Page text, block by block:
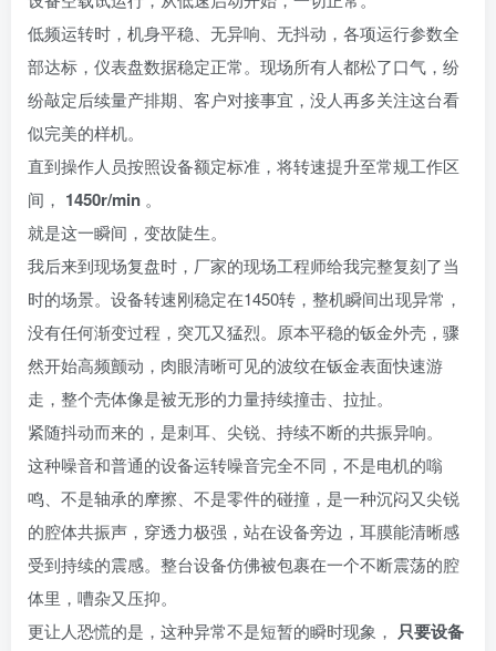
低频运转时，机身平稳、无异响、无抖动，各项运行参数全
部达标，仪表盘数据稳定正常。现场所有人都松了口气，纷
纷敲定后续量产排期、客户对接事宜，没人再多关注这台看
似完美的样机。
直到操作人员按照设备额定标准，将转速提升至常规工作区
间， 1450r/min 。
就是这一瞬间，变故陡生。
我后来到现场复盘时，厂家的现场工程师给我完整复刻了当
时的场景。设备转速刚稳定在1450转，整机瞬间出现异常，
没有任何渐变过程，突兀又猛烈。原本平稳的钣金外壳，骤
然开始高频颤动，肉眼清晰可见的波纹在钣金表面快速游
走，整个壳体像是被无形的力量持续撞击、拉扯。
紧随抖动而来的，是刺耳、尖锐、持续不断的共振异响。
这种噪音和普通的设备运转噪音完全不同，不是电机的嗡
鸣、不是轴承的摩擦、不是零件的碰撞，是一种沉闷又尖锐
的腔体共振声，穿透力极强，站在设备旁边，耳膜能清晰感
受到持续的震感。整台设备仿佛被包裹在一个不断震荡的腔
体里，嘈杂又压抑。
更让人恐慌的是，这种异常不是短暂的瞬时现象， 只要设备